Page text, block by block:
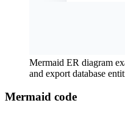
Mermaid ER diagram
and export database
Mermaid code